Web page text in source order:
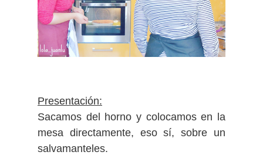
Presentación:
Sacamos del horno y colocamos en la
mesa directamente, eso sí, sobre un
salvamanteles.